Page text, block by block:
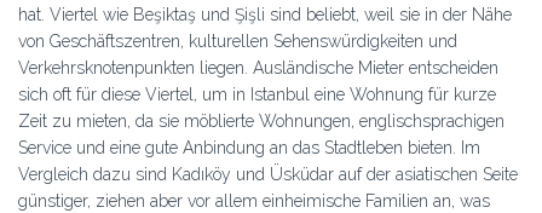
hat. Viertel wie Beşiktaş und Şişli sind beliebt, weil sie in der Nähe
von Geschäftszentren, kulturellen Sehenswürdigkeiten und
Verkehrsknotenpunkten liegen. Ausländische Mieter entscheiden
sich oft für diese Viertel, um in Istanbul eine Wohnung für kurze
Zeit zu mieten, da sie möblierte Wohnungen, englischsprachigen
Service und eine gute Anbindung an das Stadtleben bieten. Im
Vergleich dazu sind Kadıköy und Üsküdar auf der asiatischen Seite
günstiger, ziehen aber vor allem einheimische Familien an, was